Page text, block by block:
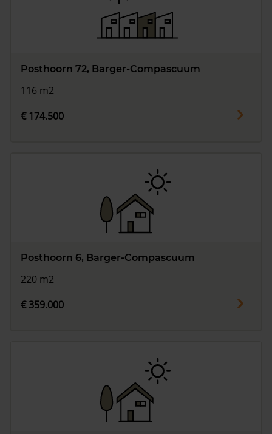
Posthoorn 72, Barger-Compascuum
116 m2
€ 174.500
Posthoorn 6, Barger-Compascuum
220 m2
€ 359.000